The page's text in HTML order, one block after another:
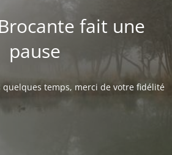
fait une
pause
temps, merci de votre fidélité